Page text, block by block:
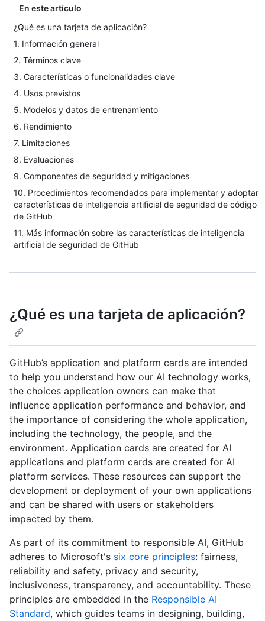
En este artículo
¿Qué es una tarjeta de aplicación?
1. Información general
2. Términos clave
3. Características o funcionalidades clave
4. Usos previstos
5. Modelos y datos de entrenamiento
6. Rendimiento
7. Limitaciones
8. Evaluaciones
9. Componentes de seguridad y mitigaciones
10. Procedimientos recomendados para implementar y adoptar
características de inteligencia artificial de seguridad de código
de GitHub
11. Más información sobre las características de inteligencia
artificial de seguridad de GitHub
¿Qué es una tarjeta de aplicación?
GitHub’s application and platform cards are intended
to help you understand how our AI technology works,
the choices application owners can make that
influence application performance and behavior, and
the importance of considering the whole application,
including the technology, the people, and the
environment. Application cards are created for AI
applications and platform cards are created for AI
platform services. These resources can support the
development or deployment of your own applications
and can be shared with users or stakeholders
impacted by them.
As part of its commitment to responsible AI, GitHub
adheres to Microsoft's six core principles: fairness,
reliability and safety, privacy and security,
inclusiveness, transparency, and accountability. These
principles are embedded in the Responsible AI
Standard, which guides teams in designing, building,